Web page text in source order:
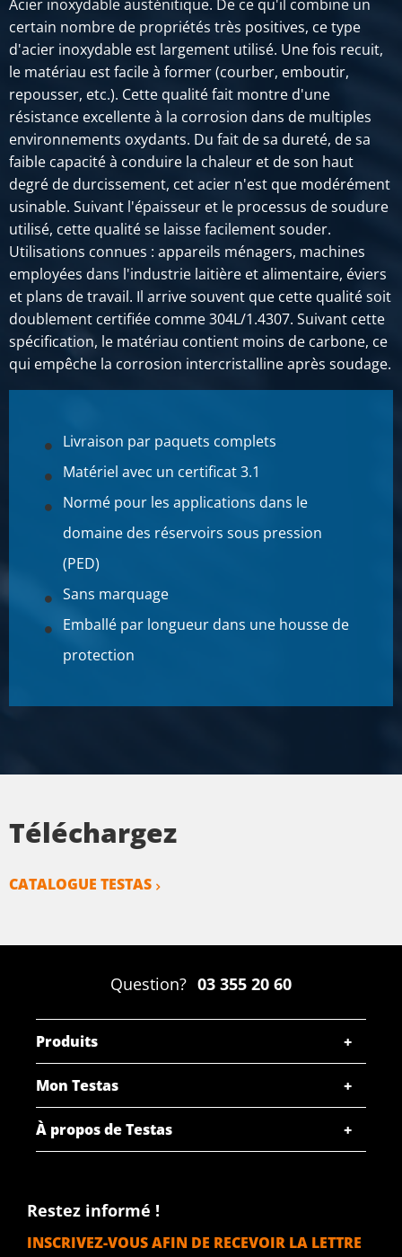
Acier inoxydable austénitique. De ce qu'il combine un
certain nombre de propriétés très positives, ce type
d'acier inoxydable est largement utilisé. Une fois recuit,
le matériau est facile à former (courber, emboutir,
repousser, etc.). Cette qualité fait montre d'une
résistance excellente à la corrosion dans de multiples
environnements oxydants. Du fait de sa dureté, de sa
faible capacité à conduire la chaleur et de son haut
degré de durcissement, cet acier n'est que modérément
usinable. Suivant l'épaisseur et le processus de soudure
utilisé, cette qualité se laisse facilement souder.
Utilisations connues : appareils ménagers, machines
employées dans l'industrie laitière et alimentaire, éviers
et plans de travail. Il arrive souvent que cette qualité soit
doublement certifiée comme 304L/1.4307. Suivant cette
spécification, le matériau contient moins de carbone, ce
qui empêche la corrosion intercristalline après soudage.
Livraison par paquets complets
Matériel avec un certificat 3.1
Normé pour les applications dans le
domaine des réservoirs sous pression
(PED)
Sans marquage
Emballé par longueur dans une housse de
protection
Téléchargez
CATALOGUE TESTAS
Question? 03 355 20 60
Produits
Mon Testas
À propos de Testas
Restez informé !
INSCRIVEZ-VOUS AFIN DE RECEVOIR LA LETTRE